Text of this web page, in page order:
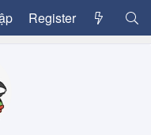
Register